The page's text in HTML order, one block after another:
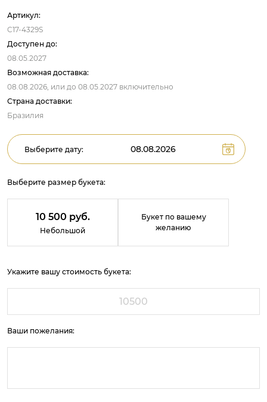
Артикул:
C17-4329S
Доступен до:
08.05.2027
Возможная доставка:
08.08.2026, или до 08.05.2027 включительно
Страна доставки:
Бразилия
Выберите дату:
Выберите размер букета:
10 500 руб.
Небольшой
Букет по вашему
желанию
Укажите вашу стоимость букета:
Ваши пожелания: